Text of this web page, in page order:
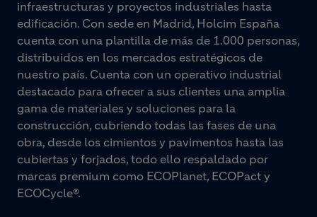
infraestructuras y proyectos industriales hasta
edificación. Con sede en Madrid, Holcim España
cuenta con una plantilla de más de 1.000 personas,
distribuidos en los mercados estratégicos de
nuestro país. Cuenta con un operativo industrial
destacado para ofrecer a sus clientes una amplia
gama de materiales y soluciones para la
construcción, cubriendo todas las fases de una
obra, desde los cimientos y pavimentos hasta las
cubiertas y forjados, todo ello respaldado por
marcas premium como ECOPlanet, ECOPact y
ECOCycle®.